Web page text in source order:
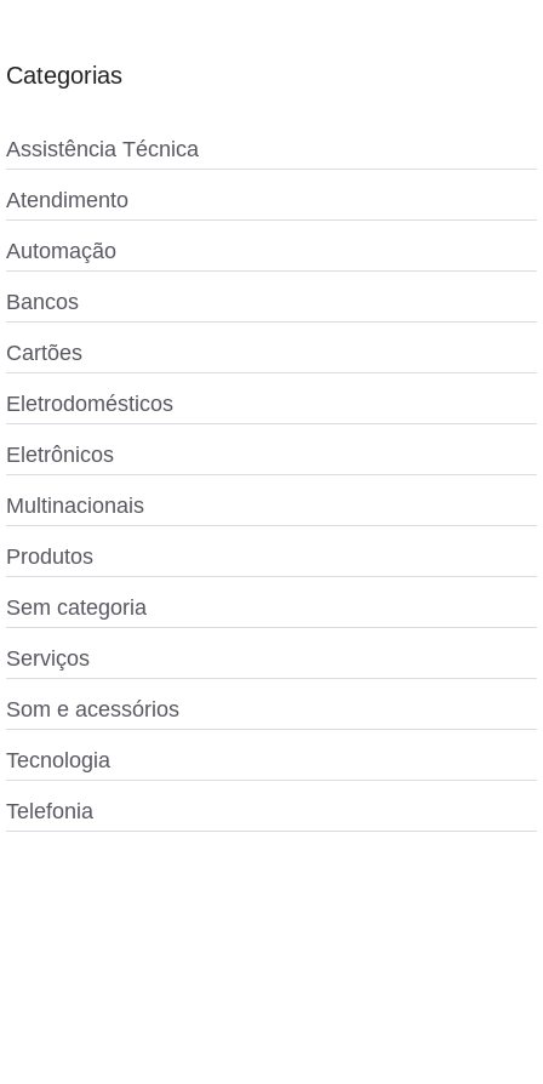
Categorias
Assistência Técnica
Atendimento
Automação
Bancos
Cartões
Eletrodomésticos
Eletrônicos
Multinacionais
Produtos
Sem categoria
Serviços
Som e acessórios
Tecnologia
Telefonia